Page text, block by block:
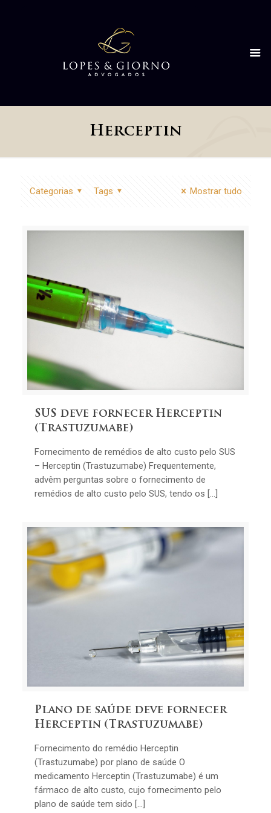
Herceptin
Categorias Tags Mostrar tudo
SUS deve fornecer Herceptin
(Trastuzumabe)
Fornecimento de remédios de alto custo pelo SUS
– Herceptin (Trastuzumabe) Frequentemente,
advêm perguntas sobre o fornecimento de
remédios de alto custo pelo SUS, tendo os […]
Plano de saúde deve fornecer
Herceptin (Trastuzumabe)
Fornecimento do remédio Herceptin
(Trastuzumabe) por plano de saúde O
medicamento Herceptin (Trastuzumabe) é um
fármaco de alto custo, cujo fornecimento pelo
plano de saúde tem sido […]